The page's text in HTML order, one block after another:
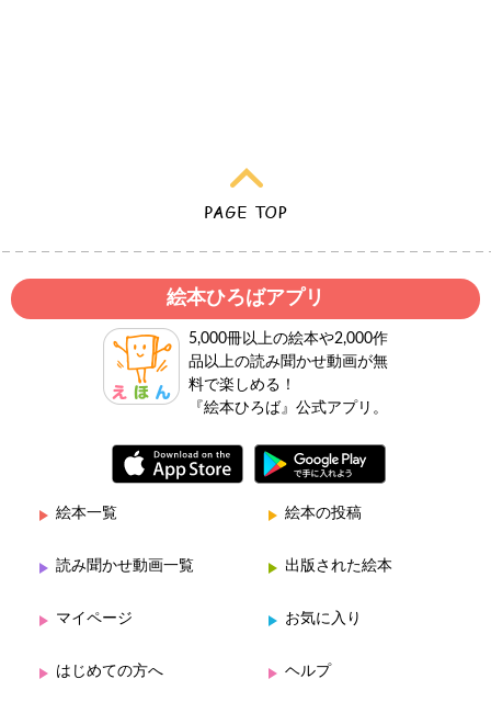
絵本ひろばアプリ
5,000冊以上の絵本や2,000作
品以上の読み聞かせ動画が無
料で楽しめる！
『絵本ひろば』公式アプリ。
絵本一覧 絵本の投稿
読み聞かせ動画一覧 出版された絵本
マイページ お気に入り
はじめての方へ ヘルプ